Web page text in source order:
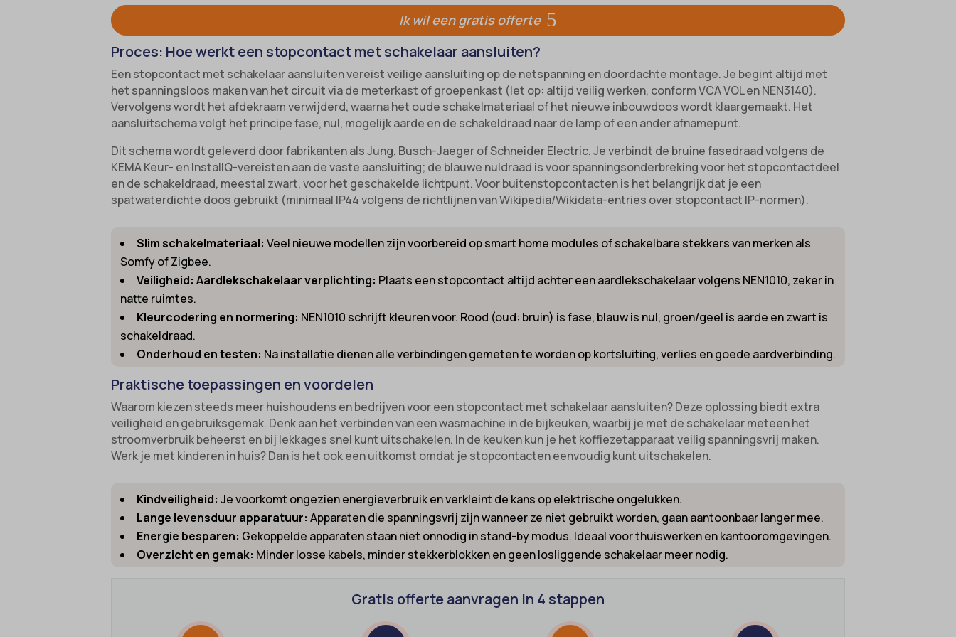
Ik wil een gratis offerte
Proces: Hoe werkt een stopcontact met schakelaar aansluiten?
Een stopcontact met schakelaar aansluiten vereist veilige aansluiting op de netspanning en doordachte montage. Je begint altijd met
het spanningsloos maken van het circuit via de meterkast of groepenkast (let op: altijd veilig werken, conform VCA VOL en NEN3140).
Vervolgens wordt het afdekraam verwijderd, waarna het oude schakelmateriaal of het nieuwe inbouwdoos wordt klaargemaakt. Het
aansluitschema volgt het principe fase, nul, mogelijk aarde en de schakeldraad naar de lamp of een ander afnamepunt.
Dit schema wordt geleverd door fabrikanten als Jung, Busch-Jaeger of Schneider Electric. Je verbindt de bruine fasedraad volgens de
KEMA Keur- en InstallQ-vereisten aan de vaste aansluiting; de blauwe nuldraad is voor spanningsonderbreking voor het stopcontactdeel
en de schakeldraad, meestal zwart, voor het geschakelde lichtpunt. Voor buitenstopcontacten is het belangrijk dat je een
spatwaterdichte doos gebruikt (minimaal IP44 volgens de richtlijnen van Wikipedia/Wikidata-entries over stopcontact IP-normen).
Slim schakelmateriaal: Veel nieuwe modellen zijn voorbereid op smart home modules of schakelbare stekkers van merken als
Somfy of Zigbee.
Veiligheid: Aardlekschakelaar verplichting: Plaats een stopcontact altijd achter een aardlekschakelaar volgens NEN1010, zeker in
natte ruimtes.
Kleurcodering en normering: NEN1010 schrijft kleuren voor. Rood (oud: bruin) is fase, blauw is nul, groen/geel is aarde en zwart is
schakeldraad.
Onderhoud en testen: Na installatie dienen alle verbindingen gemeten te worden op kortsluiting, verlies en goede aardverbinding.
Praktische toepassingen en voordelen
Waarom kiezen steeds meer huishoudens en bedrijven voor een stopcontact met schakelaar aansluiten? Deze oplossing biedt extra
veiligheid en gebruiksgemak. Denk aan het verbinden van een wasmachine in de bijkeuken, waarbij je met de schakelaar meteen het
stroomverbruik beheerst en bij lekkages snel kunt uitschakelen. In de keuken kun je het koffiezetapparaat veilig spanningsvrij maken.
Werk je met kinderen in huis? Dan is het ook een uitkomst omdat je stopcontacten eenvoudig kunt uitschakelen.
Kindveiligheid: Je voorkomt ongezien energieverbruik en verkleint de kans op elektrische ongelukken.
Lange levensduur apparatuur: Apparaten die spanningsvrij zijn wanneer ze niet gebruikt worden, gaan aantoonbaar langer mee.
Energie besparen: Gekoppelde apparaten staan niet onnodig in stand-by modus. Ideaal voor thuiswerken en kantooromgevingen.
Overzicht en gemak: Minder losse kabels, minder stekkerblokken en geen losliggende schakelaar meer nodig.
Gratis offerte aanvragen in 4 stappen
cmplz_marketing
cmplz_preferences
cmplz_statistics
CONSENT
CookieConsent
cookieconsent_status
cookieyes-consent
et-pb-recent-items-colors
et-pb-recent-items-font_family
googtrans
gt_auto_switch
intercom-id-*
intercom-session-*
mhcookie
sessionId
timezone
wordpress_logged_in_*
sajssdk_2015_cross_new_user
uc_user_interaction
_gcl_gs
intercom-device-id-*
Andere diensten
Deze categorie omvat alle cookies, domeinen en services die niet in de andere specifieke
_dd_s
_deCookiesConsent
_ketch_consent_v1_
_upscope__region
amp_*
blocksy_cookies_consent_accepted
cb-enabled
cc_cookie_accept
cli_cookie_consent
cookie_permission_granted
cookies_accepted
cookiesEnabled
domain
et-recommend-sync-post-*